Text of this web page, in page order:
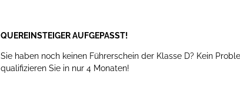
QUEREINSTEIGER AUFGEPASST!
Sie haben noch keinen Führerschein der Klasse D? Kein
qualifizieren Sie in nur 4 Monaten!